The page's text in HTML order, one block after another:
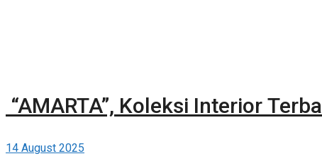
“AMARTA”, Koleksi Interior
14 August 2025